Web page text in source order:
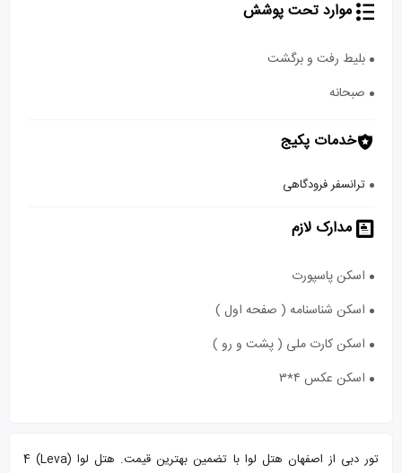
موارد تحت پوشش
بلیط رفت و برگشت
صبحانه
خدمات پکیج
ترانسفر فرودگاهی
مدارک لازم
اسکن پاسپورت
اسکن شناسنامه ( صفحه اول )
اسکن کارت ملی ( پشت و رو )
اسکن عکس ۴*۳
تور دبی از اصفهان هتل لوا با تضمین بهترین قیمت. هتل لوا (Leva) 4